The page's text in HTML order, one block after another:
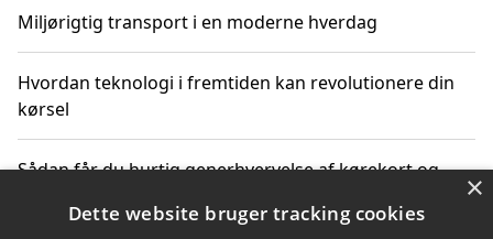
Miljørigtig transport i en moderne hverdag
Hvordan teknologi i fremtiden kan revolutionere din
kørsel
Sådan får du hurtig generhvervelse af kørekort og
×
Dette website bruger tracking cookies